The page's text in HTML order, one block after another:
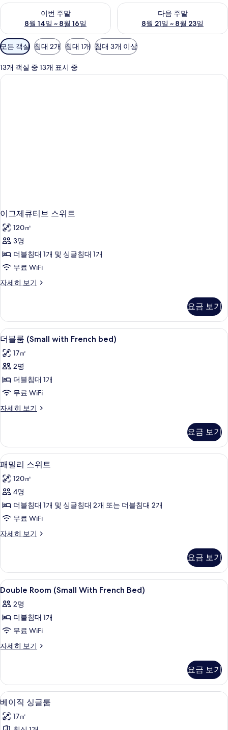
이번 주말
8월 14일 ~ 8월 16일
이번 주말 예약 가능 여부 확인, 8월 14일 ~ 8월 16일
다음 주말
8월 21일 ~ 8월 23일
다음 주말 예약 가능 여부 확인
객
실
에
사
모든 객실 침대 2개 침대 1개 침대 3개 이상
13개 객실 중 13개 표시 중
이그제큐티브 스위트
120㎡
3명
더블침대 1개 및 싱글침대 1개
무료 WiFi
자세히 보기
이
티
브
스
위
트
자
히
보
요금 보기
더
블
룸
(Small
with
French
bed)
모
두
보
기
5
더블룸 (Small with French bed)
17㎡
2명
더블침대 1개
무료 WiFi
자세히 보기
더
with
French
bed)
자
세
히
기
요금 보기
패
밀
리
스
위
트
사
모
두
보
기
패밀리 스위트 | 미니바, 객실 내 금고,
3
패밀리 스위트
120㎡
4명
더블침대 1개 및 싱글침대 2개 또는 더블침대 2개
무료 WiFi
자세히 보기
패
위
트
자
히
보
요금 보기
Double
Room
(Small
With
French
Bed)
모
두
보
기
5
Double Room (Small With French Bed)
2명
더블침대 1개
무료 WiFi
자세히 보기
Double
French
Bed)
자
세
히
보
요금 보기
베
이
직
베이직 싱글룸 | 미니바, 객실 내 금고,
4
베이직 싱글룸
17㎡